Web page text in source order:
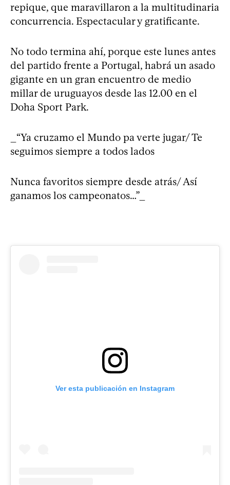
repique, que maravillaron a la multitudinaria
concurrencia. Espectacular y gratificante.
No todo termina ahí, porque este lunes antes
del partido frente a Portugal, habrá un asado
gigante en un gran encuentro de medio
millar de uruguayos desde las 12.00 en el
Doha Sport Park.
_“Ya cruzamo el Mundo pa verte jugar/ Te
seguimos siempre a todos lados
Nunca favoritos siempre desde atrás/ Así
ganamos los campeonatos…”_
Ver esta publicación en Instagram